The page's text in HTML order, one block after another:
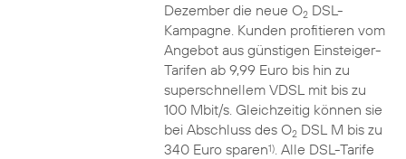
Dezember die neue O2DSL-
Kampagne. Kunden profitieren vom
Angebot aus günstigen Einsteiger-
Tarifen ab 9,99 Euro bis hin zu
superschnellem VDSL mit bis zu
100 Mbit/s. Gleichzeitig können sie
bei Abschluss des O2DSL M bis zu
340 Euro sparen1). Alle DSL-Tarife